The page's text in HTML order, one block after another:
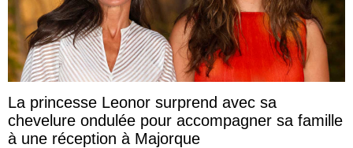
La princesse Leonor surprend avec sa
chevelure ondulée pour accompagner sa famille
à une réception à Majorque